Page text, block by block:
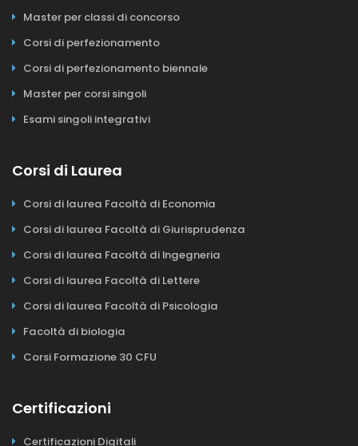
Master per classi di concorso
Corsi di perfezionamento
Corsi di perfezionamento biennale
Master per corsi singoli
Esami singoli integrativi
Corsi di Laurea
Corsi di laurea Facoltà di Economia
Corsi di laurea Facoltà di Giurisprudenza
Corsi di laurea Facoltà di Ingegneria
Corsi di laurea Facoltà di Lettere
Corsi di laurea Facoltà di Psicologia
Facoltà di biologia
Corsi Formazione 30 CFU
Certificazioni
Certificazioni Digitali